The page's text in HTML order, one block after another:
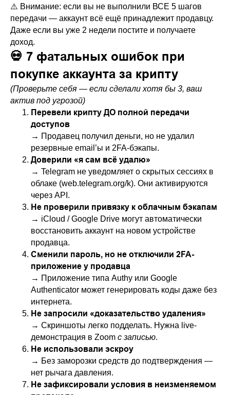
⚠️ Внимание: если вы не выполнили ВСЕ 5 шагов
передачи — аккаунт всё ещё принадлежит продавцу.
Даже если вы уже 2 недели постите и получаете
доход.
💀 7 фатальных ошибок при
покупке аккаунта за крипту
(Проверьте себя — если сделали хотя бы 3, ваш
актив под угрозой)
Перевели крипту ДО полной передачи
доступов
→ Продавец получил деньги, но не удалил
резервные email’ы и 2FA-бэкапы.
Доверили «я сам всё удалю»
→ Telegram не уведомляет о скрытых сессиях в
облаке (web.telegram.org/k). Они активируются
через API.
Не проверили привязку к облачным бэкапам
→ iCloud / Google Drive могут автоматически
восстановить аккаунт на новом устройстве
продавца.
Сменили пароль, но не отключили 2FA-
приложение у продавца
→ Приложение типа Authy или Google
Authenticator может генерировать коды даже без
интернета.
Не запросили «доказательство удаления»
→ Скриншоты легко подделать. Нужна live-
демонстрация в Zoom с записью.
Не использовали эскроу
→ Без заморозки средств до подтверждения —
нет рычага давления.
Не зафиксировали условия в неизменяемом